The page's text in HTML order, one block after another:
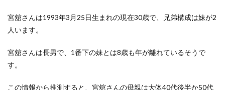
宮舘さんは1993年3月25日生まれの現在30歳で、兄弟構成は妹が2
人います。
宮舘さんは長男で、1番下の妹とは8歳も年が離れているそうで
す。
この情報から推測すると、 宮舘さんの母親は大体40代後半か50代